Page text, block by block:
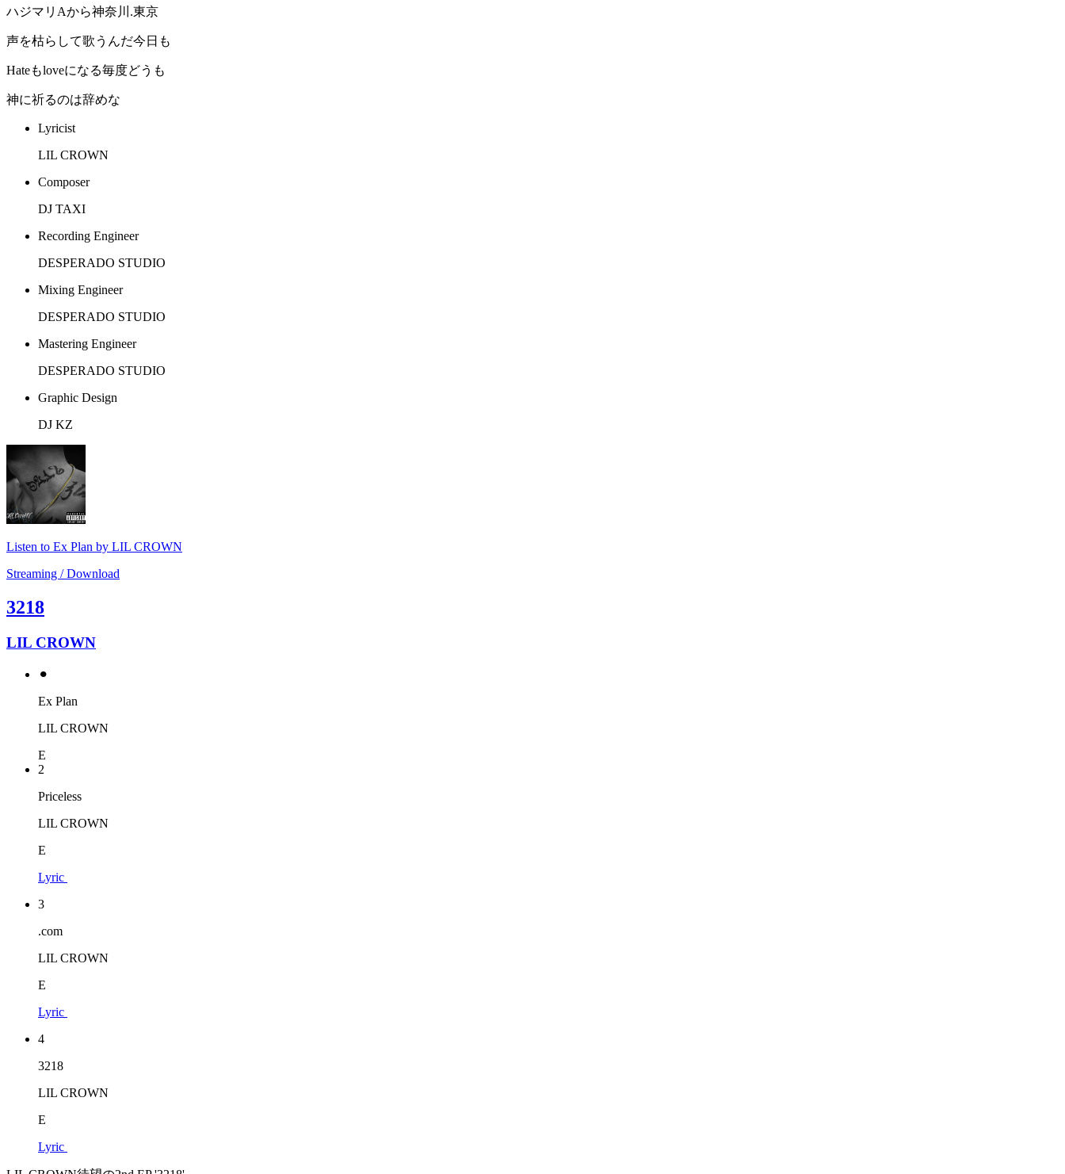
ハジマリAから神奈川.東京
声を枯らして歌うんだ今日も
Hateもloveになる毎度どうも
神に祈るのは辞めな
Lyricist
LIL CROWN
Composer
DJ TAXI
Recording Engineer
DESPERADO STUDIO
Mixing Engineer
DESPERADO STUDIO
Mastering Engineer
DESPERADO STUDIO
Graphic Design
DJ KZ
Listen to Ex Plan by LIL CROWN
Streaming / Download
3218
LIL CROWN
⚫︎
Ex Plan
LIL CROWN
E
2
Priceless
LIL CROWN
E
Lyric
3
.com
LIL CROWN
E
Lyric
4
3218
LIL CROWN
E
Lyric